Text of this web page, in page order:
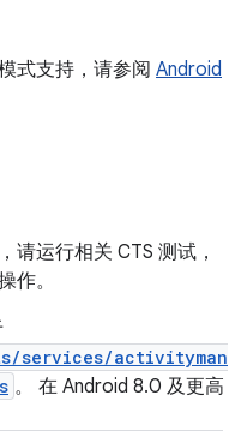
式支持，请参阅 Android
请运行相关 CTS 测试，
作。
services/activityman
。 在 Android 8.0 及更高